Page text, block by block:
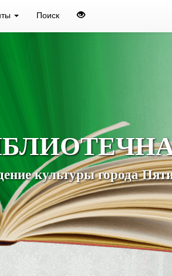
Поиск
культуры города